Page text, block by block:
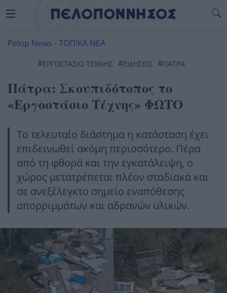
Pelop News -ΤΟΠΙΚΑ ΝΕΑ
#ΕΡΓΟΣΤΆΣΙΟ ΤΈΧΝΗΣ #ΕΙΔΗΣΕΙΣ #ΠΆΤΡΑ
Πάτρα: Σκουπιδότοπος το
«Εργοστάσιο Τέχνης» ΦΩΤΟ
Το τελευταίο διάστημα η κατάσταση έχει
επιδεινωθεί ακόμη περισσότερο. Πέρα
από τη φθορά και την εγκατάλειψη, ο
χώρος μετατρέπεται πλέον σταδιακά και
σε ανεξέλεγκτο σημείο εναπόθεσης
απορριμμάτων και αδρανών υλικών.